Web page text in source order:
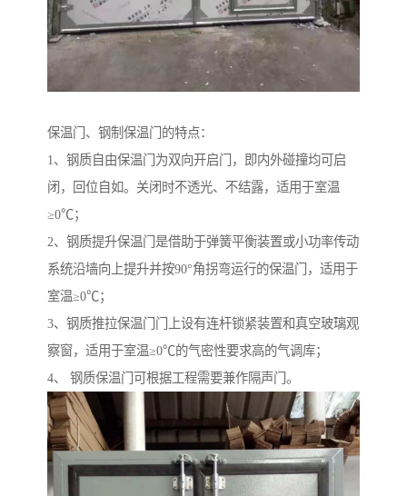
保温门、钢制保温门的特点：
1、钢质自由保温门为双向开启门，即内外碰撞均可启
闭，回位自如。关闭时不透光、不结露，适用于室温
≥0℃；
2、钢质提升保温门是借助于弹簧平衡装置或小功率传动
系统沿墙向上提升并按90°角拐弯运行的保温门，适用于
室温≥0℃；
3、钢质推拉保温门门上设有连杆锁紧装置和真空玻璃观
察窗，适用于室温≥0℃的气密性要求高的气调库；
4、 钢质保温门可根据工程需要兼作隔声门。